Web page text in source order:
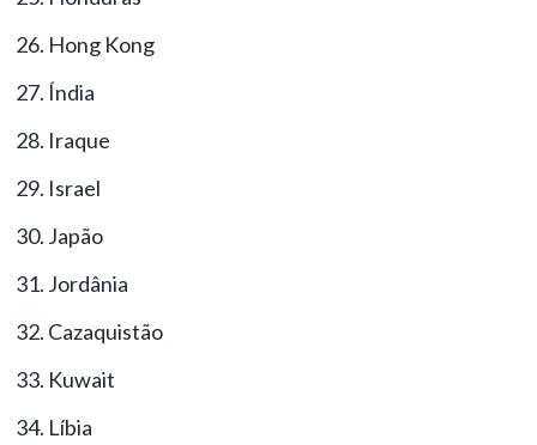
Hong Kong
Índia
Iraque
Israel
Japão
Jordânia
Cazaquistão
Kuwait
Líbia